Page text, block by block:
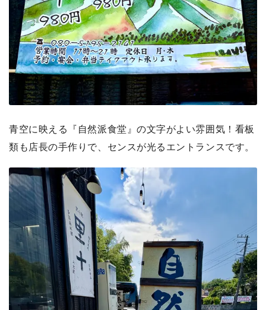
青空に映える『自然派食堂』の文字がよい雰囲気！看板
類も店長の手作りで、センスが光るエントランスです。